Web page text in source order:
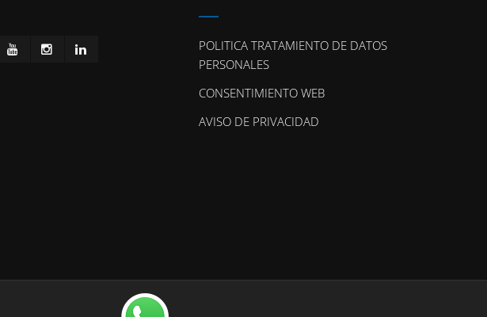
POLITICA TRATAMIENTO DE DATOS
PERSONALES
CONSENTIMIENTO WEB
AVISO DE PRIVACIDAD